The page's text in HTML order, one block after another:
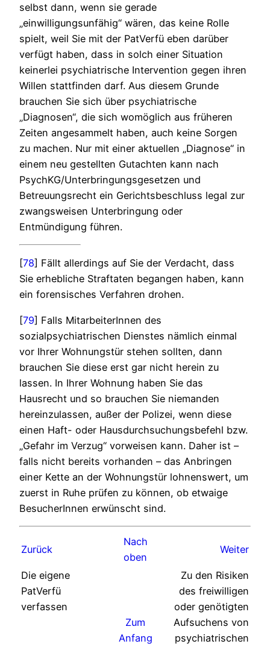
selbst dann, wenn sie gerade
„einwilligungsunfähig“ wären, das keine Rolle
spielt, weil Sie mit der PatVerfü eben darüber
verfügt haben, dass in solch einer Situation
keinerlei psychiatrische Intervention gegen ihren
Willen stattfinden darf. Aus diesem Grunde
brauchen Sie sich über psychiatrische
„Diagnosen“, die sich womöglich aus früheren
Zeiten angesammelt haben, auch keine Sorgen
zu machen. Nur mit einer aktuellen „Diagnose“ in
einem neu gestellten Gutachten kann nach
PsychKG/Unterbringungsgesetzen und
Betreuungsrecht ein Gerichtsbeschluss legal zur
zwangsweisen Unterbringung oder
Entmündigung führen.
[78] Fällt allerdings auf Sie der Verdacht, dass
Sie erhebliche Straftaten begangen haben, kann
ein forensisches Verfahren drohen.
[79] Falls MitarbeiterInnen des
sozialpsychiatrischen Dienstes nämlich einmal
vor Ihrer Wohnungstür stehen sollten, dann
brauchen Sie diese erst gar nicht herein zu
lassen. In Ihrer Wohnung haben Sie das
Hausrecht und so brauchen Sie niemanden
hereinzulassen, außer der Polizei, wenn diese
einen Haft- oder Hausdurchsuchungsbefehl bzw.
„Gefahr im Verzug“ vorweisen kann. Daher ist –
falls nicht bereits vorhanden – das Anbringen
einer Kette an der Wohnungstür lohnenswert, um
zuerst in Ruhe prüfen zu können, ob etwaige
BesucherInnen erwünscht sind.
Zurück
Nach
oben
Weiter
Die eigene
PatVerfü
verfassen
Zum
Anfang
Zu den Risiken
des freiwilligen
oder genötigten
Aufsuchens von
psychiatrischen